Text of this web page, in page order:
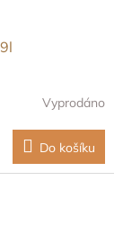
Vyprodáno
Do košíku